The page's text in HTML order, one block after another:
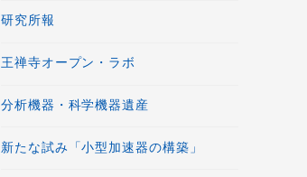
研究所報
王禅寺オープン・ラボ
分析機器・科学機器遺産
新たな試み「小型加速器の構築」